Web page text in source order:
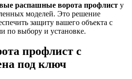
распашные ворота профлист у
моделей. Это решение
защиту вашего объекта с
по выбору и установке.
профлист с
под ключ